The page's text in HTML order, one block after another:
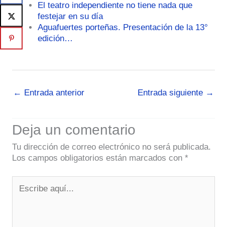
El teatro independiente no tiene nada que
festejar en su día
Aguafuertes porteñas. Presentación de la 13°
edición…
← Entrada anterior Entrada siguiente →
Deja un comentario
Tu dirección de correo electrónico no será publicada.
Los campos obligatorios están marcados con *
aquí...